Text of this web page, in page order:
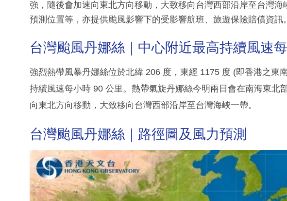
強，隨後會加速向東北方向移動，大致移向台灣西部沿岸至台灣海
預測位置等，亦提供颱風影響下的受影響航班、旅遊保險賠償資訊。
台灣颱風丹娜絲｜中心附近最高持續風速
強烈熱帶風暴丹娜絲位於北緯 206 度，東經 1175 度 (即香港之東
持續風速每小時 90 公里。熱帶氣旋丹娜絲今明兩日會在南海東北
向東北方向移動，大致移向台灣西部沿岸至台灣海峽一帶。
台灣颱風丹娜絲｜路徑圖及風力預測